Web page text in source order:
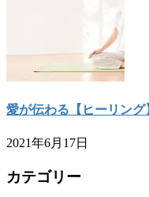
愛が伝わる【ヒーリング
2021年6月17日
カテゴリー